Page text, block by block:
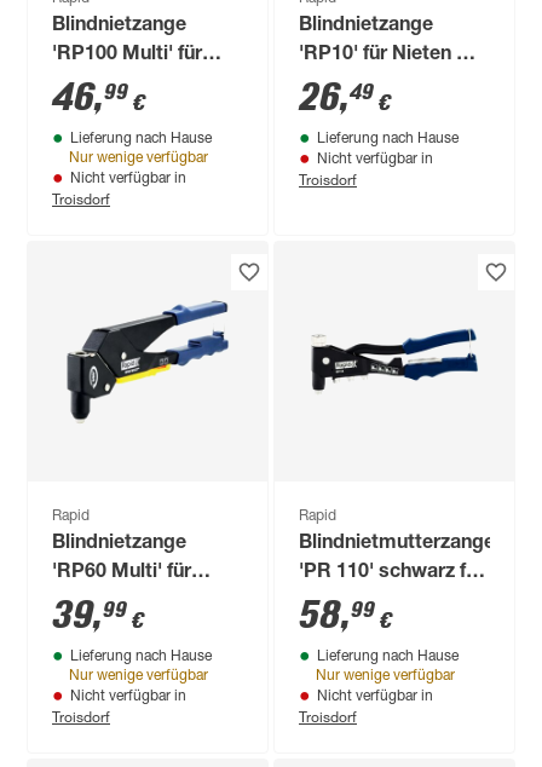
Blindnietzange
'RP100 Multi' für
Nieten 3,2 - 4,8 mm
46,99 €
Lieferung nach Hause
Nur wenige verfügbar
Nicht verfügbar in
Troisdorf
Blindnietzange
'RP10' für Nieten mit
Ø 3,2 - 4,8 mm, inkl.
100 Nieten
26,49 €
Lieferung nach Hause
Nicht verfügbar in
Troisdorf
Rapid
Blindnietzange
'RP60 Multi' für
Nieten mit Ø 3,2 - 4,8
mm, drehbarer Kopf
39,99 €
Lieferung nach Hause
Nur wenige verfügbar
Nicht verfügbar in
Troisdorf
Rapid
Blindnietmutterzange
'PR 110' schwarz für
M3 - M6
58,99 €
Lieferung nach Hause
Nur wenige verfügbar
Nicht verfügbar in
Troisdorf